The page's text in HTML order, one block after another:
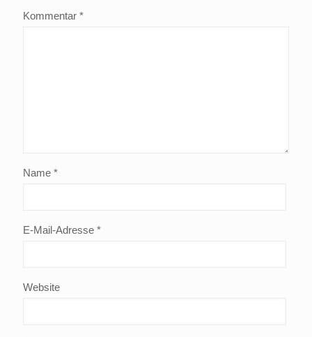
Kommentar *
Name *
E-Mail-Adresse *
Website